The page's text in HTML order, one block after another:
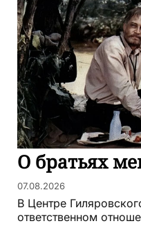
О братьях
07.08.2026
В Центре
ответственном